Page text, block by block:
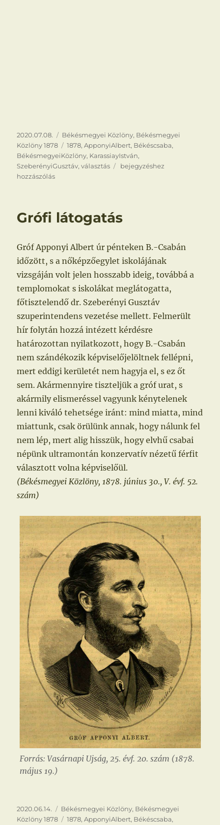
Közzétéve
2020.07.08. Kategória
Békésmegyei Közlöny, Békésmegyei
Közlöny 1878
Címke
1878,ApponyiAlbert, Békéscsaba,
BékésmegyeiKözlöny, KarassiayIstván,
SzeberényiGusztáv,választás
A
bejegyzéshez
hozzászólás
Grófi látogatás
Gróf Apponyi Albert úr pénteken B.-Csabán
időzött, s a nőképzőegylet iskolájának
vizsgáján volt jelen hosszabb ideig, továbbá a
templomokat s iskolákat meglátogatta,
főtisztelendő dr. Szeberényi Gusztáv
szuperintendens vezetése mellett. Felmerült
hír folytán hozzá intézett kérdésre
határozottan nyilatkozott, hogy B.-Csabán
nem szándékozik képviselőjelöltnek fellépni,
mert eddigi kerületét nem hagyja el, s ez őt
sem. Akármennyire tiszteljük a gróf urat, s
akármily elismeréssel vagyunk kénytelenek
lenni kiváló tehetsége iránt: mind miatta, mind
miattunk, csak örülünk annak, hogy nálunk fel
nem lép, mert alig hisszük, hogy elvhű csabai
népünk ultramontán konzervatív nézetű férfit
választott volna képviselőül.
(Békésmegyei Közlöny, 1878. június 30., V. évf. 52.
szám)
Forrás: Vasárnapi Ujság, 25. évf. 20. szám (1878.
május 19.)
Közzétéve
2020.06.14. Kategória
Békésmegyei Közlöny, Békésmegyei
Közlöny 1878
Címke
1878,ApponyiAlbert, Békéscsaba,